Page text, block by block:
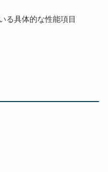
る具体的な性能項目